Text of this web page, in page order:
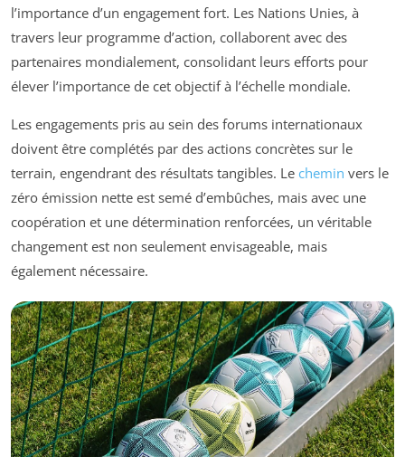
l’importance d’un engagement fort. Les Nations Unies, à
travers leur programme d’action, collaborent avec des
partenaires mondialement, consolidant leurs efforts pour
élever l’importance de cet objectif à l’échelle mondiale.
Les engagements pris au sein des forums internationaux
doivent être complétés par des actions concrètes sur le
terrain, engendrant des résultats tangibles. Le chemin vers le
zéro émission nette est semé d’embûches, mais avec une
coopération et une détermination renforcées, un véritable
changement est non seulement envisageable, mais
également nécessaire.